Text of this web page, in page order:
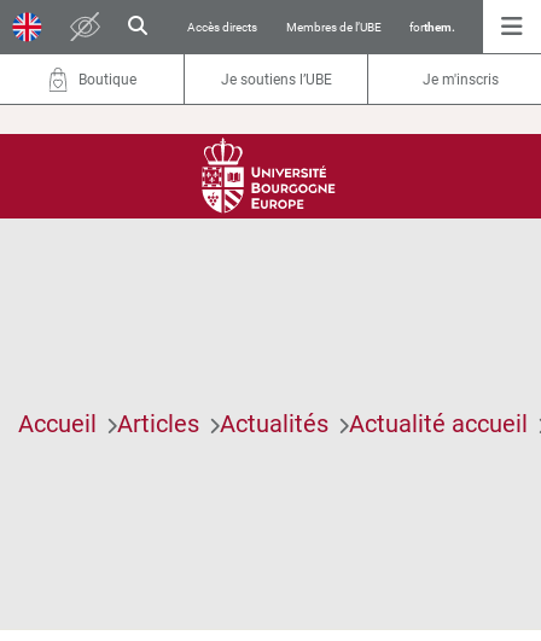
Accès directs Membres de l’UBE forthem.
Boutique Je soutiens l’UBE Je m'inscris
Accueil Articles Actualités Actualité accueil